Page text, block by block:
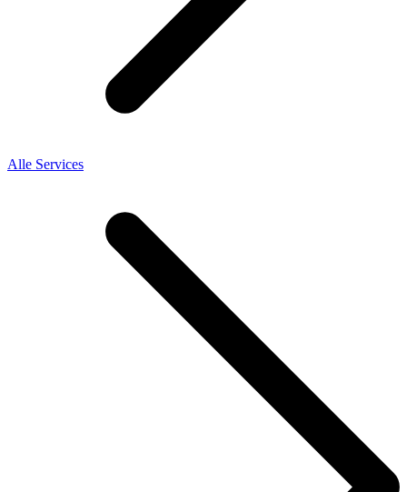
Alle Services